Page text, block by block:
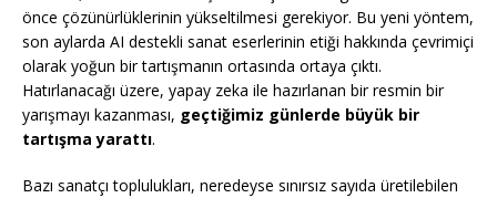
önce çözünürlüklerinin yükseltilmesi gerekiyor. Bu yeni yöntem,
son aylarda AI destekli sanat eserlerinin etiği hakkında çevrimiçi
olarak yoğun bir tartışmanın ortasında ortaya çıktı.
Hatırlanacağı üzere, yapay zeka ile hazırlanan bir resmin bir
yarışmayı kazanması, geçtiğimiz günlerde büyük bir
tartışma yarattı.
Bazı sanatçı toplulukları, neredeyse sınırsız sayıda üretilebilen